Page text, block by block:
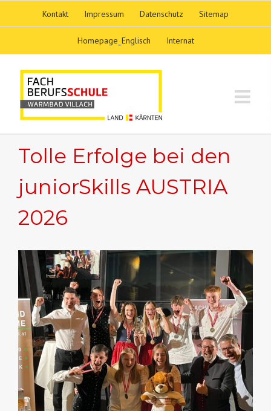
Kontakt Impressum Datenschutz Sitemap
Homepage_Englisch Internat
Tolle Erfolge bei den
juniorSkills AUSTRIA
2026
View
Larger
Image